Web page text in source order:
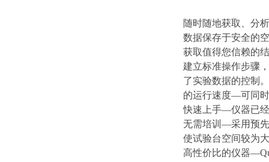
随时随地获取、分
数据保存于安全的
获取值得您信赖的
建立标准操作步骤
了实验数据的控制
的运行速度—可同
快速上手—仪器已
无需培训—采用预
使试验台空间较为
高性价比的仪器